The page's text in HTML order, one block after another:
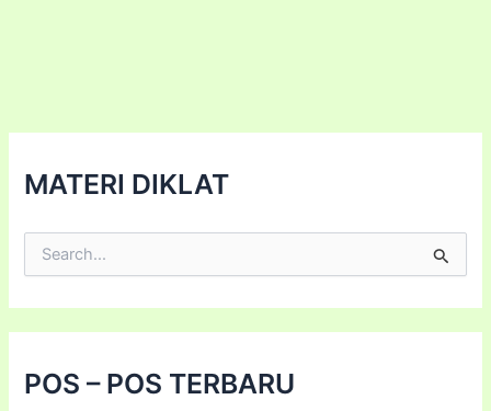
MATERI DIKLAT
i
u
t
uPOS – POS TERBARU